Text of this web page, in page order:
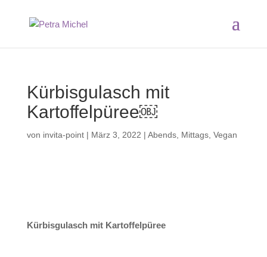
Kürbisgulasch mit
Kartoffelpüree￼
von invita-point| März 3, 2022 | Abends, Mittags, Vegan
Kürbisgulasch mit Kartoffelpüree